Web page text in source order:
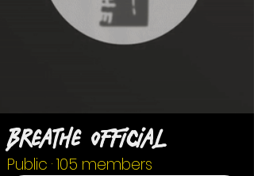
Breathe Official
Public ·105 members